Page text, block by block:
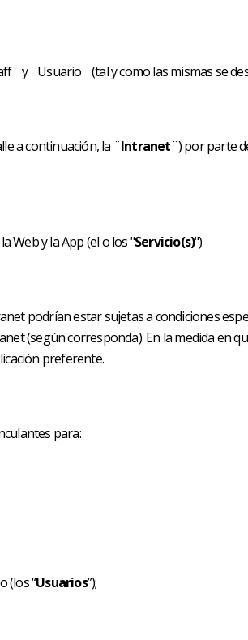
y ¨Usuario¨ (tal y como las mismas se
a continuación, la ¨Intranet¨) por parte
Web y la App (el o los "Servicio(s)")
podrían estar sujetas a condiciones
(según corresponda). En la medida en
preferente.
para:
(los “Usuarios”);